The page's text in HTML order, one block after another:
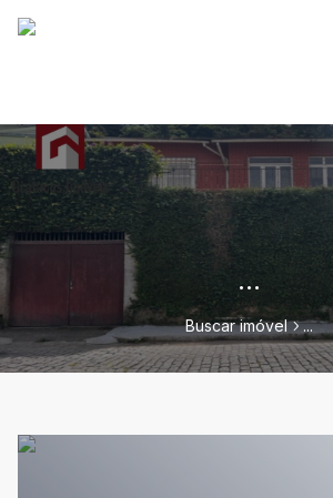
...
Buscar imóvel ...